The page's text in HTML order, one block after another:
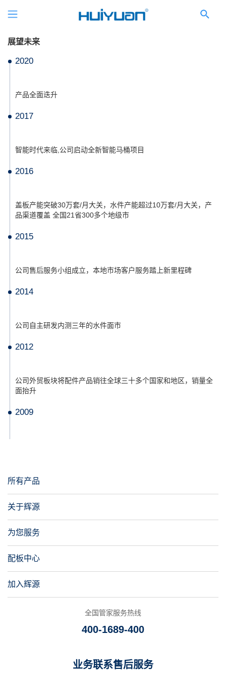
展望未来
2020
产品全面迭升
2017
智能时代来临,公司启动全新智能马桶项目
2016
盖板产能突破30万套/月大关，水件产能超过10万套/月大关，产
品渠道覆盖 全国21省300多个地级市
2015
公司售后服务小组成立，本地市场客户服务踏上新里程碑
2014
公司自主研发内测三年的水件面市
2012
公司外贸板块将配件产品销往全球三十多个国家和地区，销量全
面抬升
2009
2008
潮州市场盖板占有率超过30%
2003
2002
所有产品
关于辉源
为您服务
配板中心
加入辉源
全国管家服务热线
400-1689-400
业务联系售后服务